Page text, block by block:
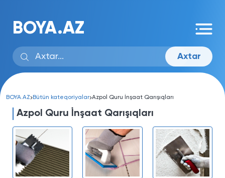
BOYA.AZ
Axtar
BOYA.AZ Bütün kateqoriyalar Azpol Quru İnşaat Qarışıqları
Azpol Quru İnşaat Qarışıqları